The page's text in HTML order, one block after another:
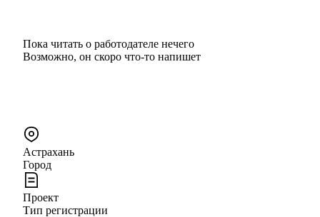
Пока читать о работодателе нечего
Возможно, он скоро что‑то напишет
Астрахань
Город
Проект
Тип регистрации